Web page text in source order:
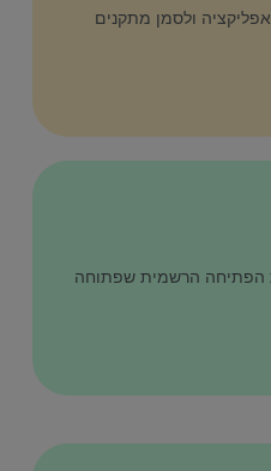
ולסמן מתקנים
הפתיחה הרשמית שפתוחה